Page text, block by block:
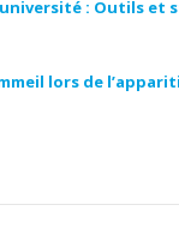
: Outils et
lors de